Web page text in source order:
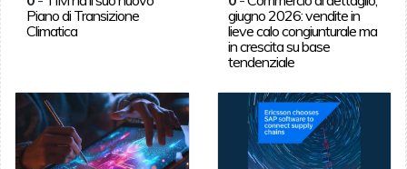
Piano di Transizione
Climatica
giugno 2026: vendite in
lieve calo congiunturale ma
in crescita su base
tendenziale